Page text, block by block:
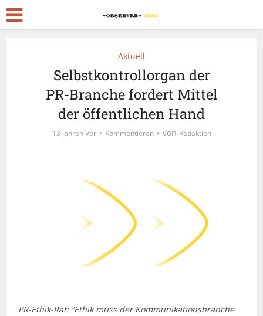
Aktuell
Selbstkontrollorgan der
PR-Branche fordert Mittel
der öffentlichen Hand
13 Jahren Vor Kommentieren von Redaktion
PR-Ethik-Rat: “Ethik muss der Kommunikationsbranche